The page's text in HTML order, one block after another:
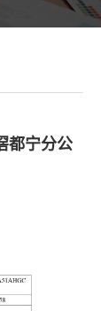
都宁分公